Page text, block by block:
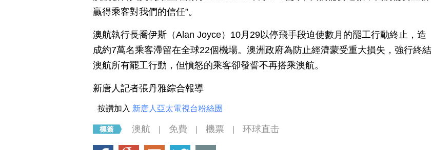
贏得乘客對我們的信任”。
澳航執行長喬伊斯（Alan Joyce）10月29以停飛手段迫使數月的罷工行動終止，造
成約7萬名乘客滯留在全球22個機場。澳洲政府為防止經濟蒙受重大損失，強行終結
澳航所有罷工行動，但憤怒的乘客卻發誓不再搭乘澳航。
新唐人記者張丹雅綜合報導
按讚加入 新唐人亞太電視台粉絲團
澳航 免費 機票 环球直击